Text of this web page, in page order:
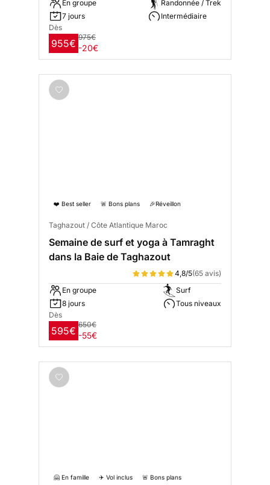
En groupe
7 jours
Randonnée / Trek
Intermédiaire
Dès
955€
975€
-20€
❤️ Best seller 🚨 Bons plans 🎉Réveillon
Taghazout / Côte Atlantique Maroc
Semaine de surf et yoga à Tamraght
dans la Baie de Taghazout
4,8/5(65 avis)
En groupe
8 jours
Surf
Tous niveaux
Dès
595€
650€
-55€
🤗 En famille ✈️ Vol inclus 🚨 Bons plans